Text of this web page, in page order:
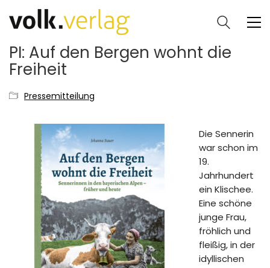
PI: Auf den Bergen wohnt die
Freiheit
Pressemitteilung
Die Sennerin
war schon im
19.
Jahrhundert
ein Klischee.
Eine schöne
junge Frau,
fröhlich und
fleißig, in der
idyllischen